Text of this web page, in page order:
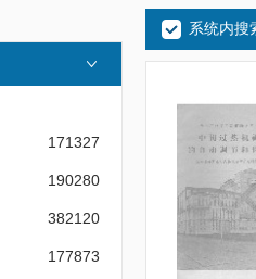
171327
190280
382120
177873
系统内搜